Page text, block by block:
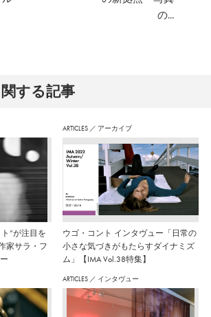
の...
する記事
”が注目を
家サラ・フ
ARTICLES ／ アーカイブ
ウゴ・コント インタヴュー「日常の
小さな気づきがもたらすダイナミズ
ム」【IMA Vol.38特集】
ARTICLES ／ インタヴュー